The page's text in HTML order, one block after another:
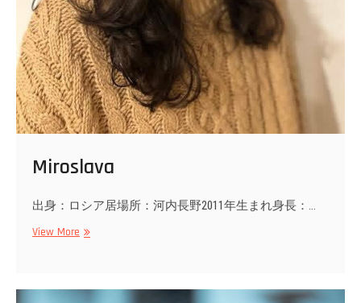
Miroslava
出身：ロシア居場所：河内長野2011年生まれ身長：…
View More Miroslava